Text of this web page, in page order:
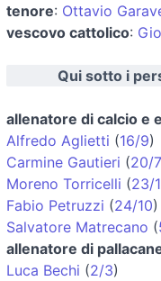
tenore: Ottavio
vescovo cattolico:
Qui sotto i
allenatore di calcio e
Alfredo Aglietti (16/9)
Carmine Gautieri (20/7
Moreno Torricelli (23/1
Fabio Petruzzi (24/10)
Salvatore Matrecano (
allenatore di
Luca Bechi (2/3)